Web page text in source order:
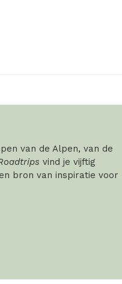
van de Alpen, van de
vind je vijftig
bron van inspiratie voor